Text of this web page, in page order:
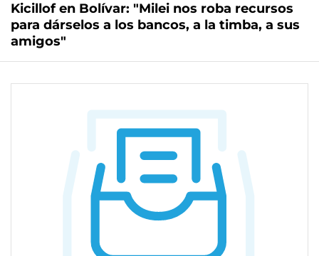
Kicillof en Bolívar: "Milei nos roba recursos
para dárselos a los bancos, a la timba, a sus
amigos"